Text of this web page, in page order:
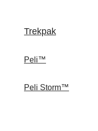
Trekpak
Peli™
Peli Storm™